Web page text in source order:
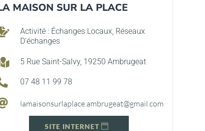
MAISON SUR LA PLACE
Activité : Échanges Locaux, Réseaux
D'échanges
5 Rue Saint-Salvy, 19250 Ambrugeat
07 48 11 99 78
lamaisonsurlaplace.ambrugeat@gmail.com
SITE INTERNET